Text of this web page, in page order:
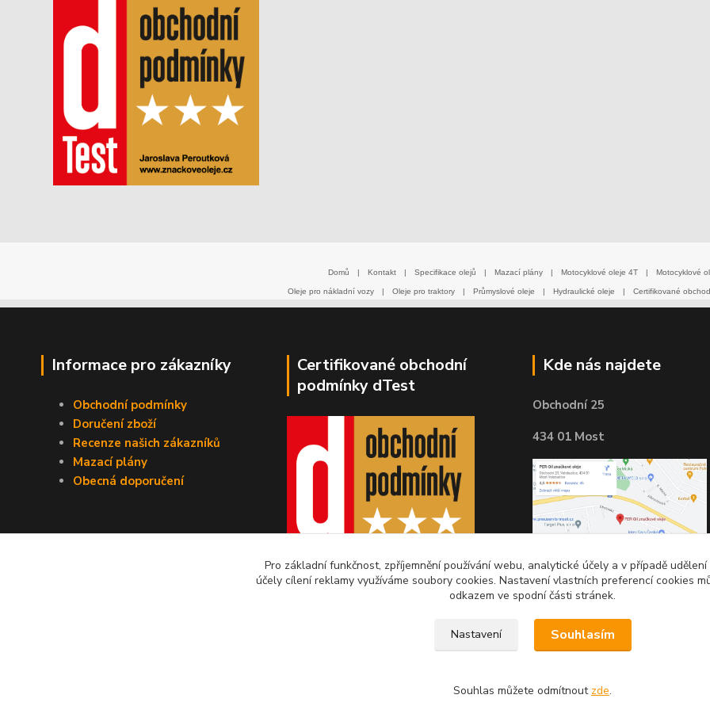
Domů | Kontakt | Specifikace olejů | Mazací plány | Motocyklové oleje 4T | Motocyklové
Oleje pro nákladní vozy | Oleje pro traktory | Průmyslové oleje | Hydraulické oleje | Certifikované
Informace pro zákazníky
Obchodní podmínky
Doručení zboží
Recenze našich zákazníků
Mazací plány
Obecná doporučení
Certifikované obchodní
podmínky dTest
Kde nás najdete
Obchodní 25
434 01 Most
Pro základní funkčnost, zpříjemnění používání webu, analytické účely a v případě
účely cílení reklamy využíváme soubory cookies. Nastavení vlastních preferencí cookies
odkazem ve spodní části stránek.
Nastavení Souhlasím
Souhlas můžete odmítnout zde.